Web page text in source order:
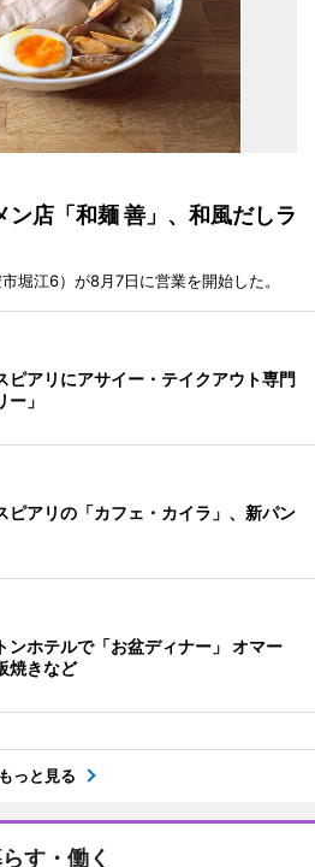
ン店「和麺 善」、和風だしラ
堀江6）が8月7日に営業を開始した。
ピアリにアサイー・テイクアウト専門
ー」
ピアリの「カフェ・カイラ」、新パン
ンホテルで「お盆ディナー」 オマー
焼きなど
もっと見る
す・働く